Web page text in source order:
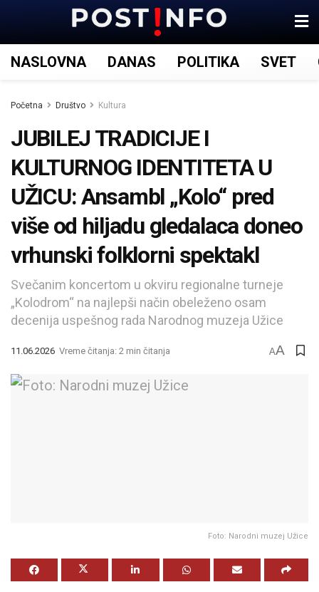
NASLOVNA DANAS POLITIKA SVET
Početna Društvo Kultura
JUBILEJ TRADICIJE I
KULTURNOG IDENTITETA U
UŽICU: Ansambl „Kolo“ pred
više od hiljadu gledalaca doneo
vrhunski folklorni spektakl
Svečanim koncertom u okviru regionalne turneje
„Kolodrom“ na najlepši način obeleženo osam
decenija uspešnog rada Narodnog muzeja Užice
11.06.2026 Vreme čitanja: 2 min čitanja AA
Foto: Narodni muzej Užice